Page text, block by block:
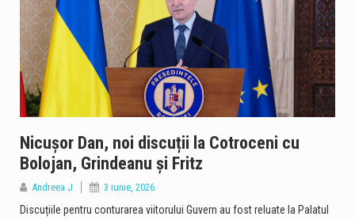
Nicușor Dan, noi discuții la Cotroceni cu
Bolojan, Grindeanu și Fritz
Andreea J 3 iunie, 2026
Discuțiile pentru conturarea viitorului Guvern au fost reluate la Palatul